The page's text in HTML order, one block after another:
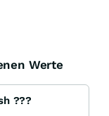
Werte
???